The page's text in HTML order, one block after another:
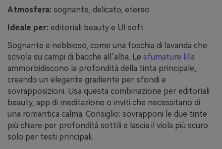
Atmosfera: sognante, delicato, etereo
Ideale per: editoriali beauty e UI soft
Sognante e nebbioso, come una foschia di lavanda che
scivola su campi di bacche all’alba. Le sfumature lilla
ammorbidiscono la profondità della tinta principale,
creando un elegante gradiente per sfondi e
sovrapposizioni. Usa questa combinazione per editoriali
beauty, app di meditazione o inviti che necessitano di
una romantica calma. Consiglio: sovrapponi le due tinte
più chiare per profondità sottili e lascia il viola più scuro
solo per testi principali.